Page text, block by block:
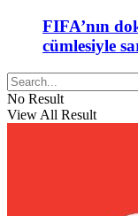
FIFA’nın
cümlesiyle
No Result
View All Result